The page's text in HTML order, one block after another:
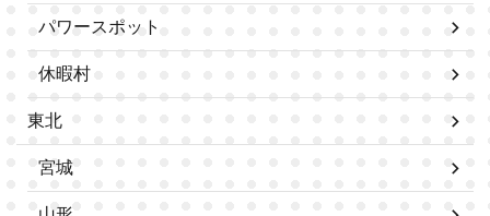
パワースポット
休暇村
東北
宮城